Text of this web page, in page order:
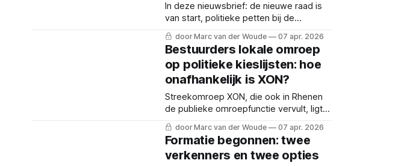
In deze nieuwsbrief: de nieuwe raad is
van start, politieke petten bij de
omroep, de agenda voor de komende
maand en kort nieuws.
door Marc van der Woude 07 apr. 2026
Bestuurders lokale omroep
op politieke kieslijsten: hoe
onafhankelijk is XON?
Streekomroep XON, die ook in Rhenen
de publieke omroepfunctie vervult, ligt
onder een vergrootglas vanwege de
schijn van belangenverstrengeling.
door Marc van der Woude 07 apr. 2026
Formatie begonnen: twee
verkenners en twee opties